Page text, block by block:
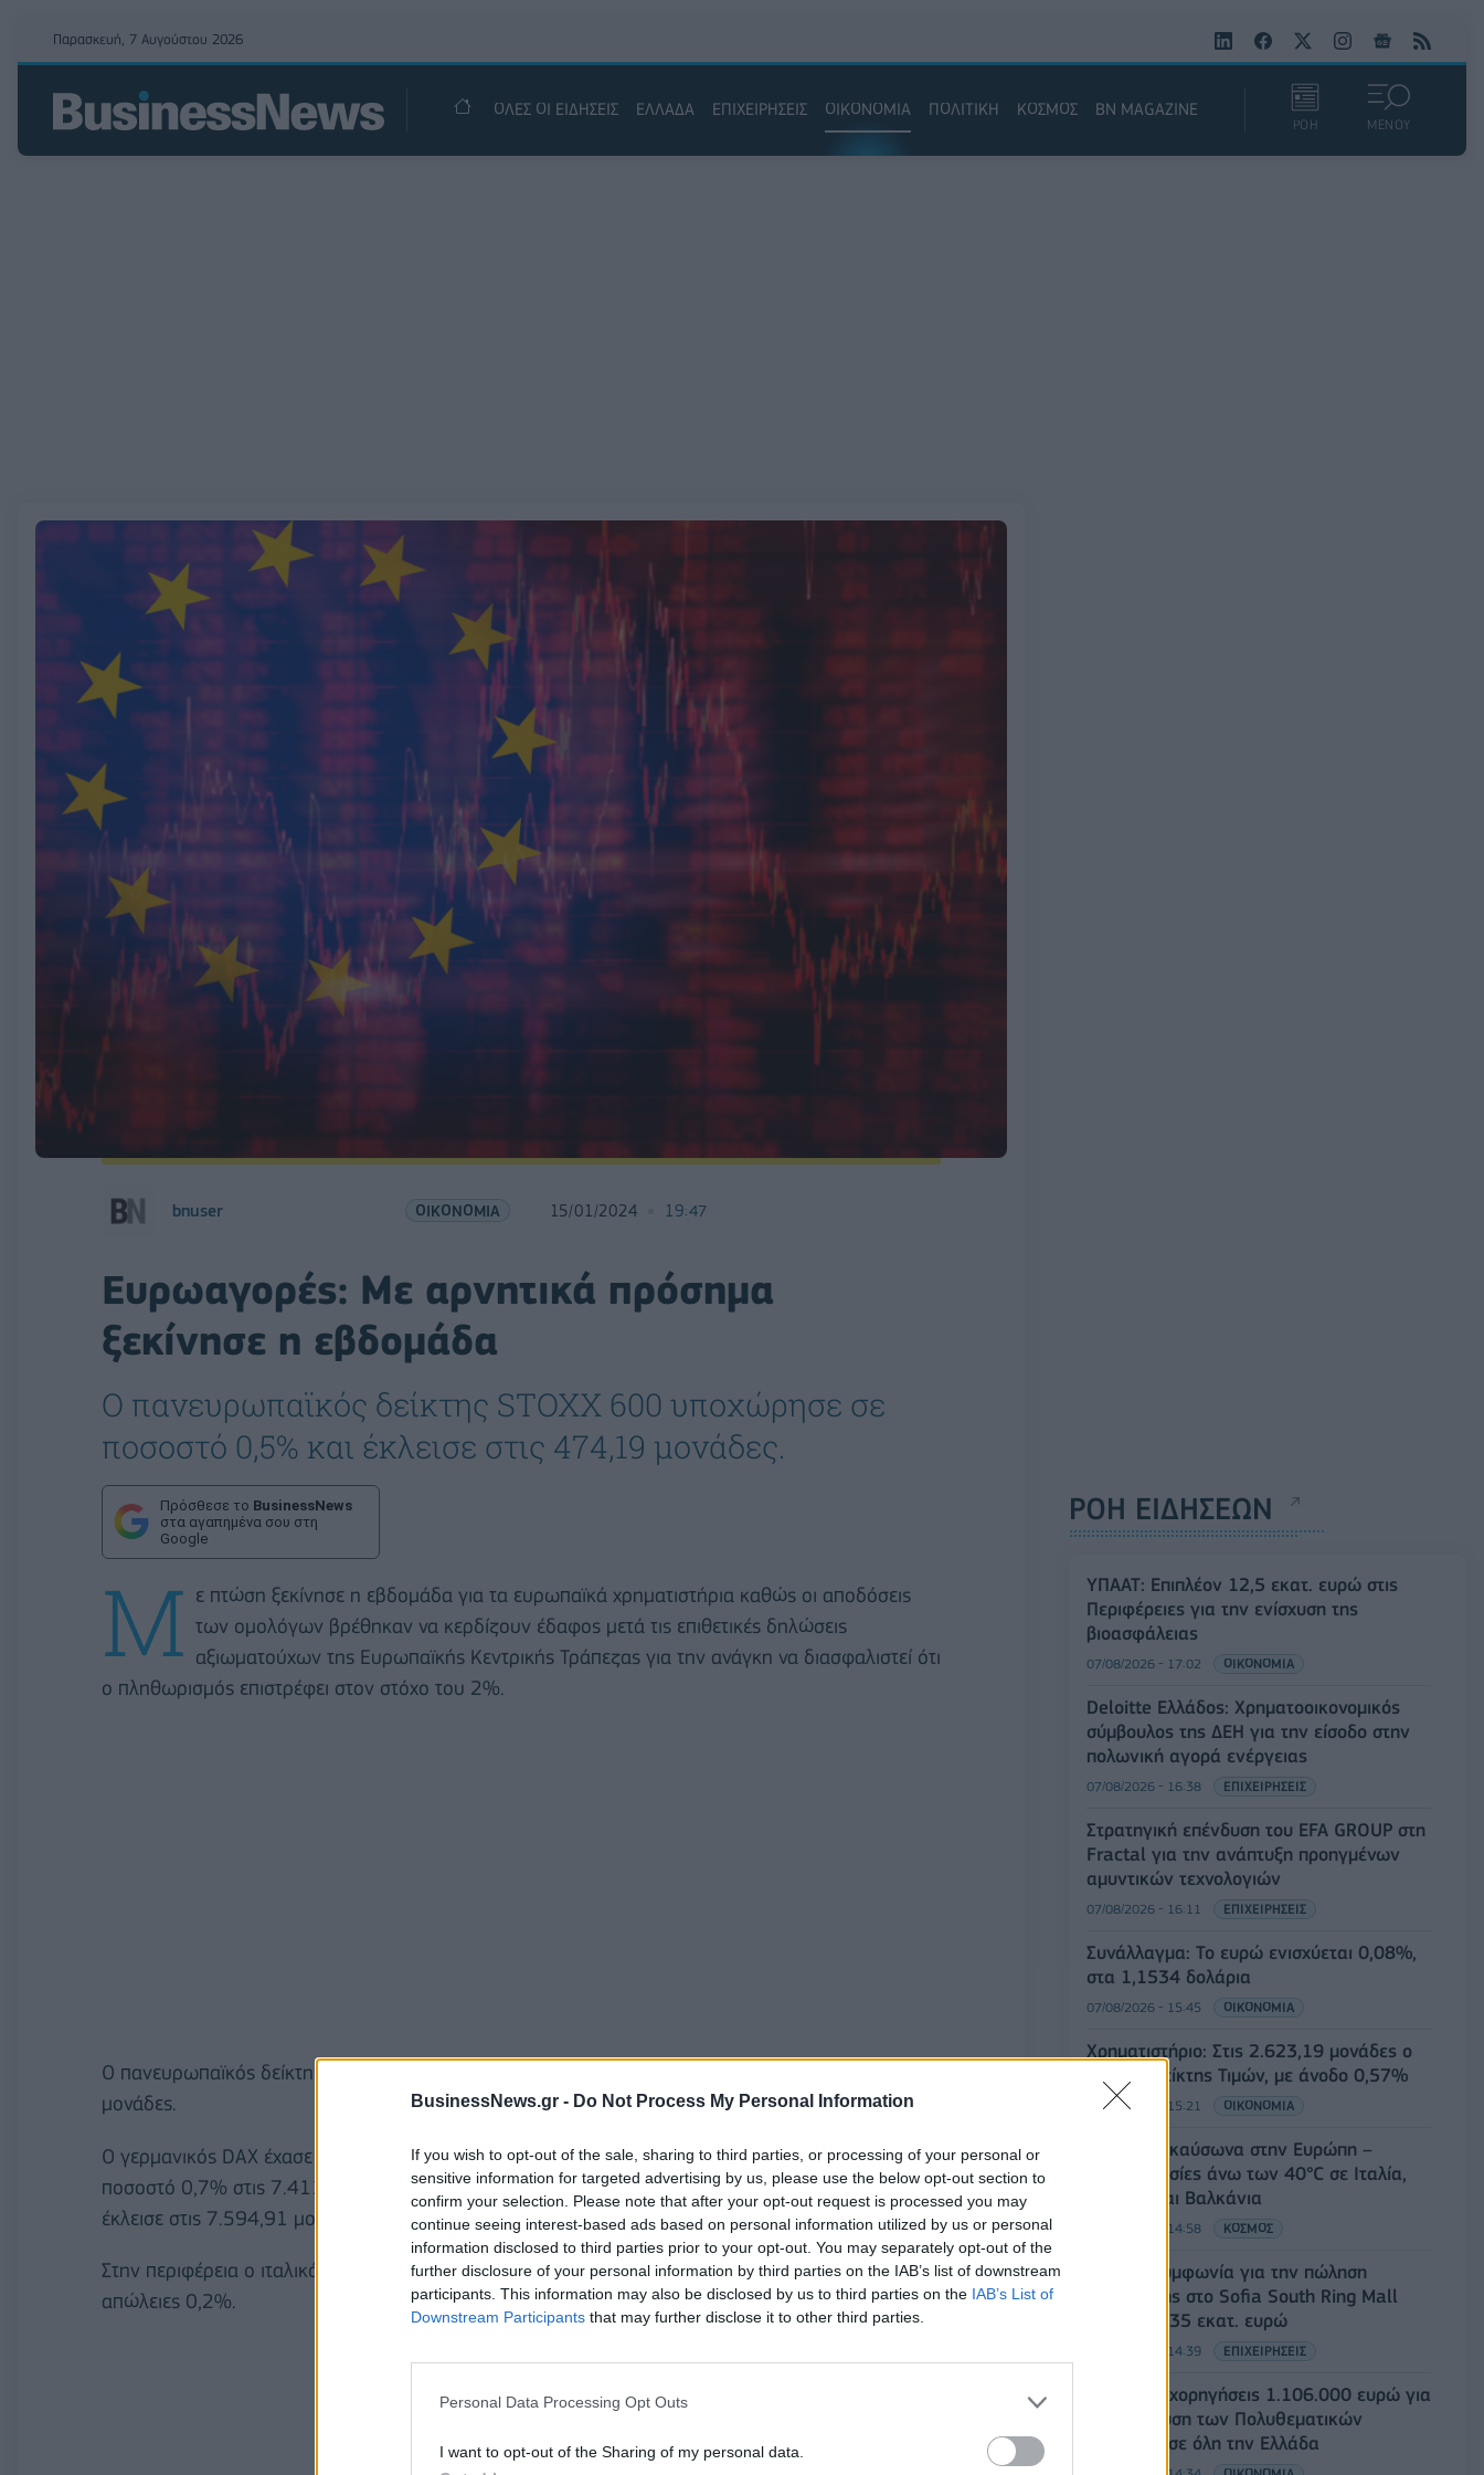
BusinessNews.gr - Do Not Process My Personal Information
If you wish to opt-out of the sale, sharing to third parties, or processing of your personal or
sensitive information for targeted advertising by us, please use the below opt-out section to
confirm your selection. Please note that after your opt-out request is processed you may
continue seeing interest-based ads based on personal information utilized by us or personal
information disclosed to third parties prior to your opt-out. You may separately opt-out of the
further disclosure of your personal information by third parties on the IAB’s list of downstream
participants. This information may also be disclosed by us to third parties on the IAB’s List of
Downstream Participants that may further disclose it to other third parties.
Personal Data Processing Opt Outs
I want to opt-out of the Sharing of my personal data.
Παρασκευή, 7 Αυγούστου 2026
ΟΛΕΣ ΟΙ ΕΙΔΗΣΕΙΣ ΕΛΛΑΔΑ ΕΠΙΧΕΙΡΗΣΕΙΣ ΟΙΚΟΝΟΜΙΑ ΠΟΛΙΤΙΚΗ ΚΟΣΜΟΣ BN MAGAZINE
ΡΟΗ ΜΕΝΟΥ
bnuser ΟΙΚΟΝΟΜΙΑ 15/01/2024 19:47
Ευρωαγορές: Με αρνητικά πρόσημα
ξεκίνησε η εβδομάδα
Ο πανευρωπαϊκός δείκτης STOXX 600 υποχώρησε σε
ποσοστό 0,5% και έκλεισε στις 474,19 μονάδες.
Πρόσθεσε το BusinessNews
στα αγαπημένα σου στη
Google
Μ ε πτώση ξεκίνησε η εβδομάδα για τα ευρωπαϊκά χρηματιστήρια καθώς οι αποδόσεις
των ομολόγων βρέθηκαν να κερδίζουν έδαφος μετά τις επιθετικές δηλώσεις
αξιωματούχων της Ευρωπαϊκής Κεντρικής Τράπεζας για την ανάγκη να διασφαλιστεί ότι
ο πληθωρισμός επιστρέφει στον στόχο του 2%.
Ο πανευρωπαϊκός δείκτης STOXX 600 υποχώρησε σε ποσοστό 0,5% και έκλεισε στις 474,19
μονάδες.
Ο γερμανικός DAX έχασε 0,5% στις 16.622,22 μονάδες, ο γαλλικός CAC 40 υποχώρησε σε
ποσοστό 0,7% στις 7.411,68 μονάδες, ενώ ο βρετανικός FTSE 100 σημείωσε πτώση 0,4% και
έκλεισε στις 7.594,91 μονάδες.
Στην περιφέρεια ο ιταλικός FTSE MIB έχασε 0,5%, ενώ ο ισπανικός IBEX 35 σημείωσε μικρές
απώλειες 0,2%.
ΡΟΗ ΕΙΔΗΣΕΩΝ
ΥΠΑΑΤ: Επιπλέον 12,5 εκατ. ευρώ στις
Περιφέρειες για την ενίσχυση της
βιοασφάλειας
07/08/2026 - 17:02 ΟΙΚΟΝΟΜΙΑ
Deloitte Ελλάδος: Χρηματοοικονομικός
σύμβουλος της ΔΕΗ για την είσοδο στην
πολωνική αγορά ενέργειας
07/08/2026 - 16:38 ΕΠΙΧΕΙΡΗΣΕΙΣ
Στρατηγική επένδυση του EFA GROUP στη
Fractal για την ανάπτυξη προηγμένων
αμυντικών τεχνολογιών
07/08/2026 - 16:11 ΕΠΙΧΕΙΡΗΣΕΙΣ
Συνάλλαγμα: Το ευρώ ενισχύεται 0,08%,
στα 1,1534 δολάρια
07/08/2026 - 15:45 ΟΙΚΟΝΟΜΙΑ
Χρηματιστήριο: Στις 2.623,19 μονάδες ο
Γενικός Δείκτης Τιμών, με άνοδο 0,57%
07/08/2026 - 15:21 ΟΙΚΟΝΟΜΙΑ
Νέο κύμα καύσωνα στην Ευρώπη –
Θερμοκρασίες άνω των 40°C σε Ιταλία,
Ισπανία και Βαλκάνια
07/08/2026 - 14:58 ΚΟΣΜΟΣ
Fourlis: Συμφωνία για την πώληση
συμμετοχής στο Sofia South Ring Mall
έναντι 49,35 εκατ. ευρώ
07/08/2026 - 14:39 ΕΠΙΧΕΙΡΗΣΕΙΣ
ΥΠΠΟ: Επιχορηγήσεις 1.106.000 ευρώ για
την ενίσχυση των Πολυθεματικών
Φεστιβάλ σε όλη την Ελλάδα